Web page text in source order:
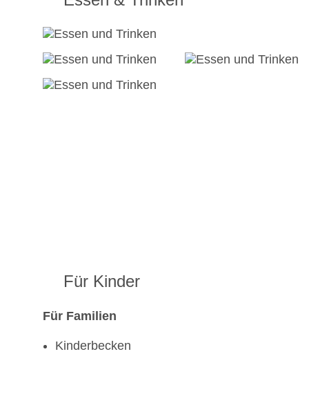
Für Kinder
Für Familien
Kinderbecken